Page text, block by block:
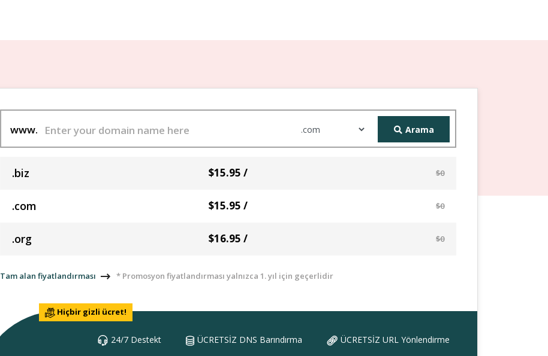
www. Arama
.biz $15.95 / $0
.com $15.95 / $0
.org $16.95 / $0
Tam alan fiyatlandırması * Promosyon fiyatlandırması yalnızca 1. yıl için geçerlidir
Hiçbir gizli ücret!
24/7 Destekt ÜCRETSİZ DNS Barındırma ÜCRETSİZ URL Yönlendirme